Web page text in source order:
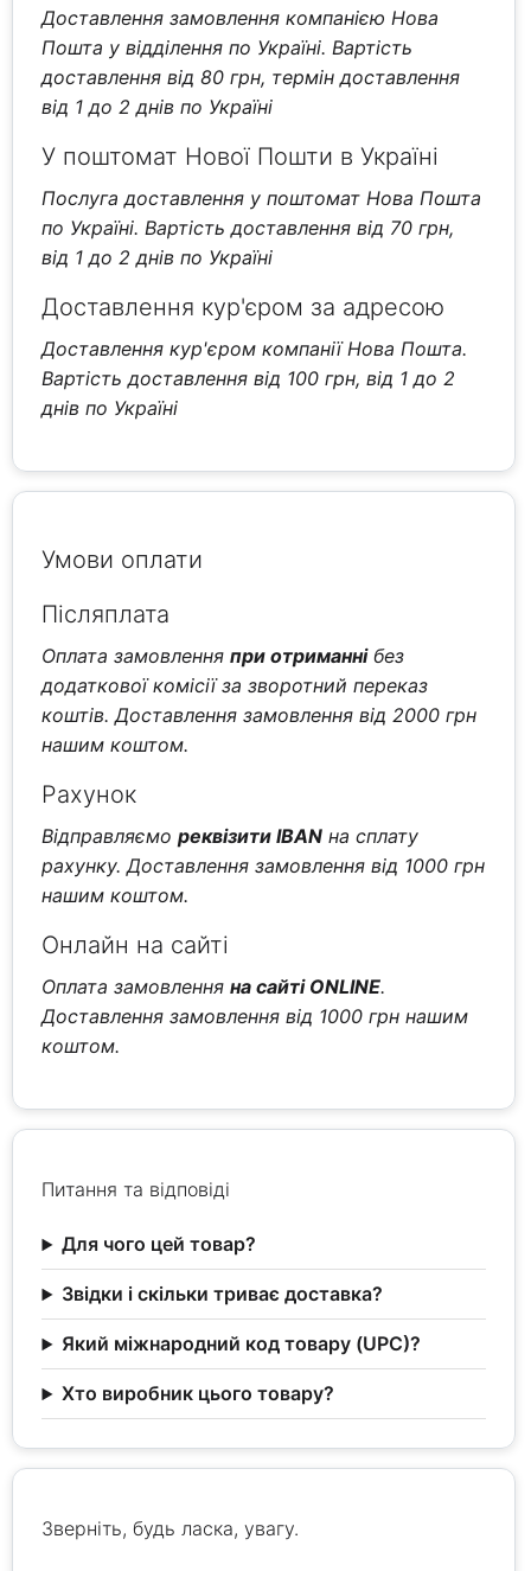
Доставлення замовлення компанією Нова
Пошта у відділення по Україні. Вартість
доставлення від 80 грн, термін доставлення
від 1 до 2 днів по Україні
У поштомат Нової Пошти в Україні
Послуга доставлення у поштомат Нова Пошта
по Україні. Вартість доставлення від 70 грн,
від 1 до 2 днів по Україні
Доставлення кур'єром за адресою
Доставлення кур'єром компанії Нова Пошта.
Вартість доставлення від 100 грн, від 1 до 2
днів по Україні
Умови оплати
Післяплата
Оплата замовленняпри отриманнібез
додаткової комісії за зворотний переказ
коштів. Доставлення замовлення від 2000 грн
нашим коштом.
Рахунок
Відправляємореквізити IBAN на сплату
рахунку. Доставлення замовлення від 1000 грн
нашим коштом.
Онлайн на сайті
Оплата замовленняна сайті ONLINE.
Доставлення замовлення від 1000 грн нашим
коштом.
Питання та відповіді
Для чого цей товар?
Звідки і скільки триває доставка?
Який міжнародний код товару (UPC)?
Хто виробник цього товару?
Зверніть, будь ласка, увагу.